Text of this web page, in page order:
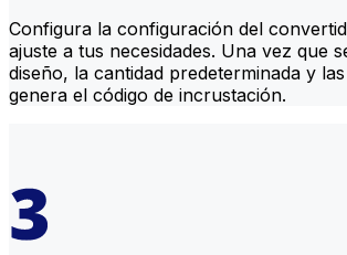
Configura la configuración del
ajuste a tus necesidades. Una vez que
diseño, la cantidad predeterminada y
genera el código de incrustación.